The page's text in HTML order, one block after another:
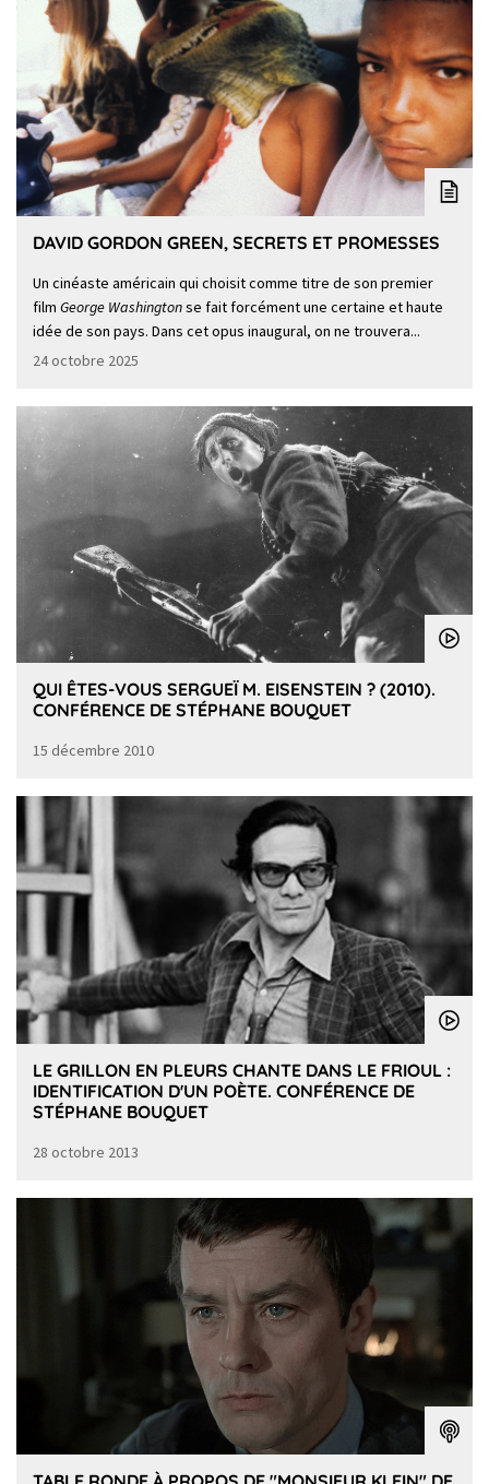
DAVID GORDON GREEN, SECRETS ET PROMESSES
Un cinéaste américain qui choisit comme titre de son premier
film George Washingtonse fait forcément une certaine et haute
idée de son pays. Dans cet opus inaugural, on ne trouvera...
24 octobre 2025
QUI ÊTES-VOUS SERGUEÏ M. EISENSTEIN ? (2010).
CONFÉRENCE DE STÉPHANE BOUQUET
15 décembre 2010
LE GRILLON EN PLEURS CHANTE DANS LE FRIOUL :
IDENTIFICATION D'UN POÈTE. CONFÉRENCE DE
STÉPHANE BOUQUET
28 octobre 2013